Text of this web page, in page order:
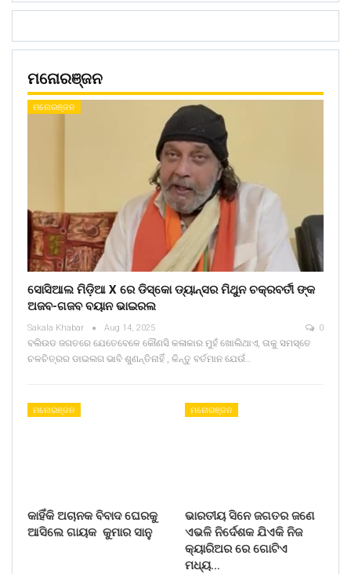
ମନୋରଞ୍ଜନ
ମନୋରଞ୍ଜନ
ସୋସିଆଲ ମିଡ଼ିଆ X ରେ ଡିସ୍କୋ ଡ୍ୟାନ୍ସର ମିଥୁନ ଚକ୍ରବର୍ତୀ ଙ୍କ
ଅଜବ-ଗଜବ ବୟାନ ଭାଇରଲ
Sakala Khabar Aug 14, 2025 0
ବଲିଉଡ ଜଗତରେ ଯେତେବେଳେ କୌଣସି କଳାକାର ମୁହଁ ଖୋଲିଥାଏ, ତାକୁ ସମସ୍ତେ
ଚଳଚିତ୍ରର ଡାଇଲଗ ଭାବି ଶୁଣନ୍ତିନାହିଁ , କିନ୍ତୁ ବର୍ତମାନ ଯେଉଁ…
ମନୋରଞ୍ଜନ
କାହିଁକି ଅଚାନକ ବିବାଦ ଘେରକୁ
ଆସିଲେ ଗାୟକ କୁମାର ସାନୁ
ମନୋରଞ୍ଜନ
ଭାରତୀୟ ସିନେ ଜଗତର ଜଣେ
ଏଭଳି ନିର୍ଦେଶକ ଯିଏକି ନିଜ
କ୍ୟାରିଅର ରେ ଗୋଟିଏ
ମଧ୍ୟ…